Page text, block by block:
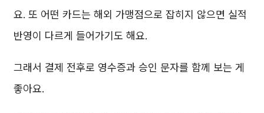
요. 또 어떤 카드는 해외 가맹점으로 잡히지 않으면 실적
반영이 다르게 들어가기도 해요.
그래서 결제 전후로 영수증과 승인 문자를 함께 보는 게
좋아요.